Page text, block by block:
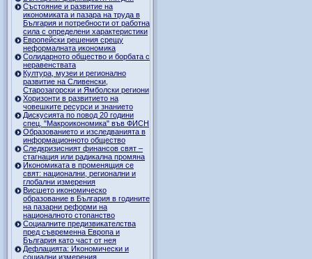
Състояние и развитие на
икономиката и пазара на труда в
България и потребности от работна
сила с определени характеристики
Европейски решения срещу
неформалната икономика
Солидарното общество и борбата с
неравенствата
Култура, музеи и регионално
развитие на Сливенски,
Старозагорски и Ямболски региони
Хоризонти в развитието на
човешките ресурси и знанието
Дискусията по повод 20 години
спец. "Макроикономика" във ФИСН
Образованието и изследванията в
информационното общество
Следкризисният финансов свят –
стагнация или радикална промяна
Икономиката в променящия се
свят: национални, регионални и
глобални измерения
Висшето икономическо
образование в България в годините
на пазарни реформи на
националното стопанство
Социалните предизвикателства
пред съвременна Европа и
България като част от нея
Дефлацията: Икономически и
социални измерения